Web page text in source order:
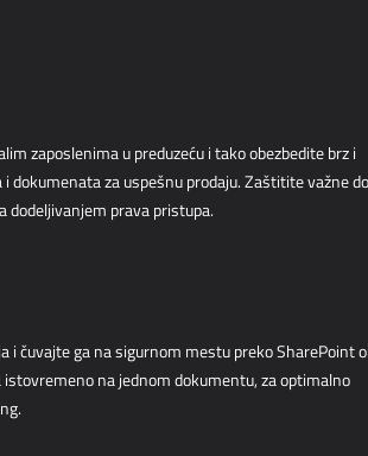
zaposlenima u preduzeću i tako obezbedite brz i
dokumenata za uspešnu prodaju. Zaštitite važne
dodeljivanjem prava pristupa.
i čuvajte ga na sigurnom mestu preko SharePoint
na jednom dokumentu, za optimalno